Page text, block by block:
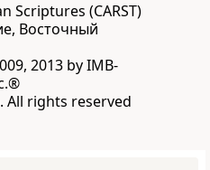
Scriptures (CARST)
Восточный
2013 by IMB-
All rights reserved